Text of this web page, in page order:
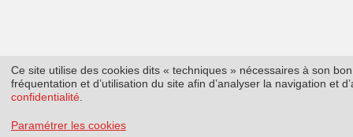
Ce site utilise des cookies dits « techniques » nécessaires à son
fréquentation et d’utilisation du site afin d’analyser la navigation et
confidentialité
Paramétrer les cookies